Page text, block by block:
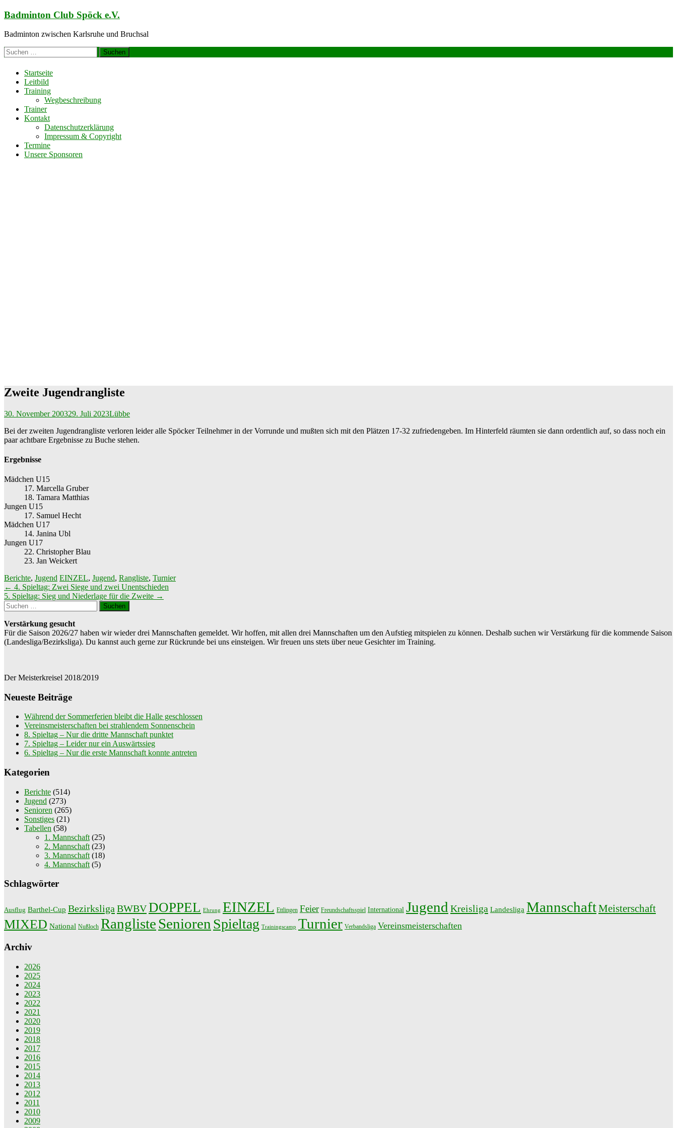
Zum
springen
Badminton Club Spöck e.V.
Badminton zwischen Karlsruhe und Bruchsal
Suchen
nach:
Startseite
Leitbild
Training
Wegbeschreibung
Trainer
Kontakt
Datenschutzerklärung
Impressum & Copyright
Termine
Unsere Sponsoren
Zweite Jugendrangliste
30. November 200329. Juli 2023Lübbe
Bei der zweiten Jugendrangliste verloren leider alle Spöcker Teilnehmer in der Vorrunde und mußten sich mit den Plätzen 17-32 zufriedengeben. Im Hinterfeld räumten sie dann ordentlich auf, so dass noch ein
paar achtbare Ergebnisse zu Buche stehen.
Ergebnisse
Mädchen U15
17. Marcella Gruber
18. Tamara Matthias
Jungen U15
17. Samuel Hecht
Mädchen U17
14. Janina Ubl
Jungen U17
22. Christopher Blau
23. Jan Weickert
Berichte, Jugend EINZEL, Jugend, Rangliste, Turnier
Beitragsnavigation
← 4. Spieltag: Zwei Siege und zwei Unentschieden
5. Spieltag: Sieg und Niederlage für die Zweite →
Suchen
nach:
Verstärkung gesucht
Für die Saison 2026/27 haben wir wieder drei Mannschaften gemeldet. Wir hoffen, mit allen drei Mannschaften um den Aufstieg mitspielen zu können. Deshalb suchen wir Verstärkung für die kommende Saison
(Landesliga/Bezirksliga). Du kannst auch gerne zur Rückrunde bei uns einsteigen. Wir freuen uns stets über neue Gesichter im Training.
Der Meisterkreisel 2018/2019
Neueste Beiträge
Während der Sommerferien bleibt die Halle geschlossen
Vereinsmeisterschaften bei strahlendem Sonnenschein
8. Spieltag – Nur die dritte Mannschaft punktet
7. Spieltag – Leider nur ein Auswärtssieg
6. Spieltag – Nur die erste Mannschaft konnte antreten
Kategorien
Berichte (514)
Jugend (273)
Senioren (265)
Sonstiges (21)
Tabellen (58)
1. Mannschaft (25)
2. Mannschaft (23)
3. Mannschaft (18)
4. Mannschaft (5)
Schlagwörter
Ausflug Barthel-Cup Bezirksliga BWBVDOPPEL Ehrung EINZEL Ettlingen Feier Freundschaftsspiel International Jugend Kreisliga Landesliga MannschaftMeisterschaft
MIXED National Nußloch Rangliste Senioren Spieltag Trainingscamp Turnier Verbandsliga Vereinsmeisterschaften
Archiv
2026
2025
2024
2023
2022
2021
2020
2019
2018
2017
2016
2015
2014
2013
2012
2011
2010
2009